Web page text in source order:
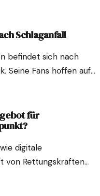
Schlaganfall
befindet sich nach
Seine Fans hoffen auf
für
digitale
von Rettungskräften